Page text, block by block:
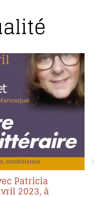
Patricia
2023, à